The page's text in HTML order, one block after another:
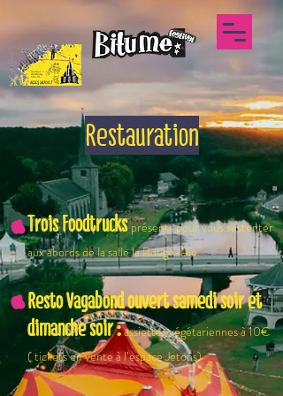
Restauration
Trois Foodtrucksprésents pour vous sustenter
aux abords de la salle la Rouge-Rie.
Resto Vagabond ouvert samedi soir et
dimanche soir :assiettes végétariennes à 10€
( tickets en vente à l’espace Jetons)